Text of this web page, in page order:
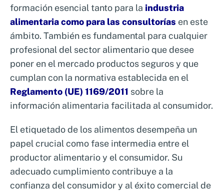
formación esencial tanto para la industria
alimentaria como para las consultorías en este
ámbito. También es fundamental para cualquier
profesional del sector alimentario que desee
poner en el mercado productos seguros y que
cumplan con la normativa establecida en el
Reglamento (UE) 1169/2011 sobre la
información alimentaria facilitada al consumidor.
El etiquetado de los alimentos desempeña un
papel crucial como fase intermedia entre el
productor alimentario y el consumidor. Su
adecuado cumplimiento contribuye a la
confianza del consumidor y al éxito comercial de